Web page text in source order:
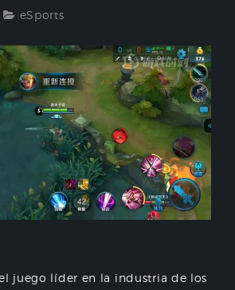
eSports
juego líder en la industria de los